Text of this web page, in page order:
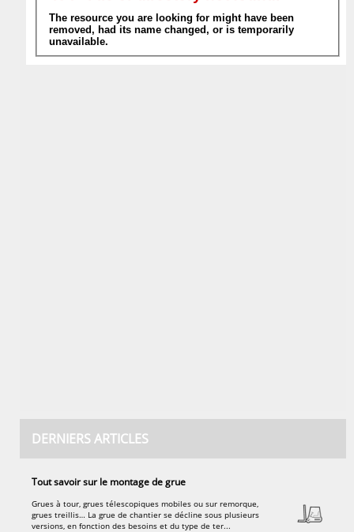
DERNIERS ARTICLES
Tout savoir sur le montage de grue
Grues à tour, grues télescopiques mobiles ou sur remorque,
grues treillis… La grue de chantier se décline sous plusieurs
versions, en fonction des besoins et du type de ter...